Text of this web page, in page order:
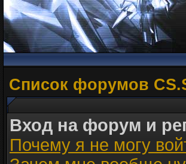
Список форумов
Вход на форум и
Почему я не могу